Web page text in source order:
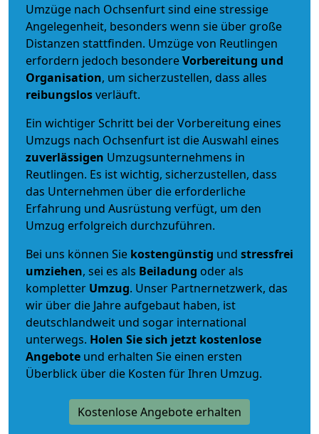
Umzüge nach Ochsenfurt sind eine stressige
Angelegenheit, besonders wenn sie über große
Distanzen stattfinden. Umzüge von Reutlingen
erfordern jedoch besondereVorbereitung und
Organisation, um sicherzustellen, dass alles
reibungslosverläuft.
Ein wichtiger Schritt bei der Vorbereitung eines
Umzugs nach Ochsenfurt ist die Auswahl eines
zuverlässigen Umzugsunternehmens in
Reutlingen. Es ist wichtig, sicherzustellen, dass
das Unternehmen über die erforderliche
Erfahrung und Ausrüstung verfügt, um den
Umzug erfolgreich durchzuführen.
Bei uns können Sie kostengünstig und stressfrei
umziehen, sei es als Beiladung oder als
kompletter Umzug. Unser Partnernetzwerk, das
wir über die Jahre aufgebaut haben, ist
deutschlandweit und sogar international
unterwegs. Holen Sie sich jetzt kostenlose
Angebote und erhalten Sie einen ersten
Überblick über die Kosten für Ihren Umzug.
Kostenlose Angebote erhalten